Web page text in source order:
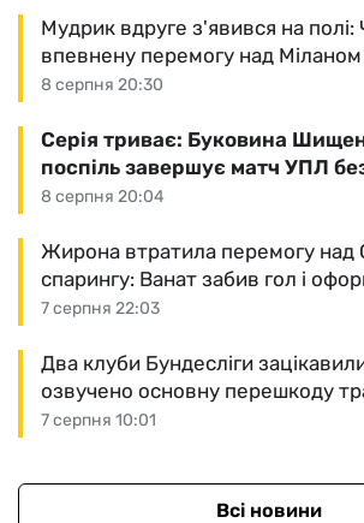
8 серпня 20:30
Мудрик вдруге з'явився на полі:
впевнену перемогу над Міланом
8 серпня 20:04
Серія триває: Буковина
поспіль завершує матч УПЛ
7 серпня 22:03
Жирона втратила перемогу над
спарингу: Ванат забив гол і
7 серпня 10:01
Два клуби Бундесліги
озвучено основну перешкоду
Всі новини